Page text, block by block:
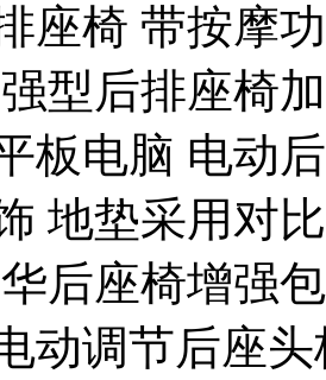
座椅 带按摩
型后排座椅
板电脑 电动
地垫采用对
后座椅增强
动调节后座